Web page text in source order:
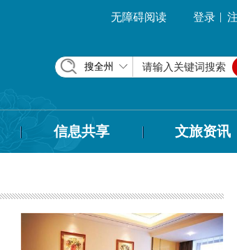
无障碍阅读 登录 |
搜全州
信息共享 文旅资讯